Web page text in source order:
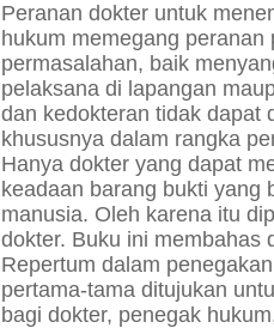
Peranan dokter untuk
hukum memegang
permasalahan, baik
pelaksana di lapangan
dan kedokteran tidak dapat
khususnya dalam rangka
Hanya dokter yang dapat
keadaan barang bukti yang
manusia. Oleh karena itu
dokter. Buku ini membahas
Repertum dalam
pertama-tama ditujukan
bagi dokter, penegak